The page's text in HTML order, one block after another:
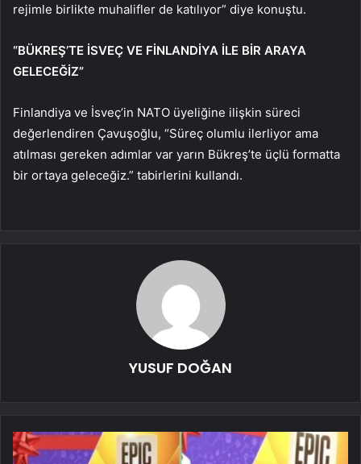
rejimle birlikte muhalifler de katılıyor” diye konuştu.
“BÜKREŞ’TE İSVEÇ VE FİNLANDİYA İLE BİR ARAYA
GELECEĞİZ”
Finlandiya ve İsveç’in NATO üyeliğine ilişkin süreci
değerlendiren Çavuşoğlu, “Süreç olumlu ilerliyor ama
atılması gereken adımlar var yarın Bükreş’te üçlü formatta
bir ortaya geleceğiz.” tabirlerini kullandı.
YUSUF DOĞAN